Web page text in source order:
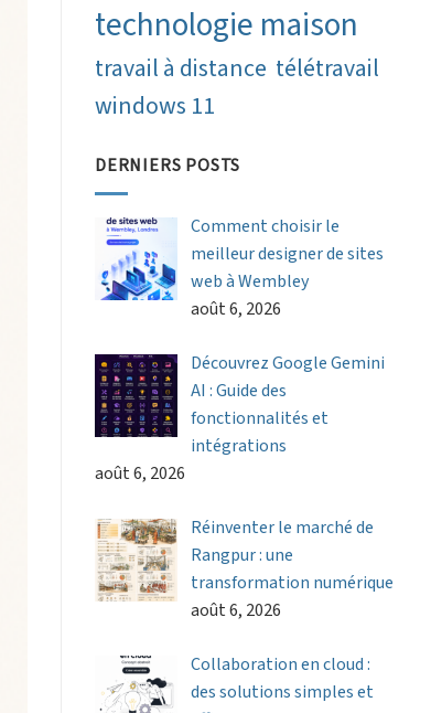
technologie maison
travail à distance télétravail
windows 11
DERNIERS POSTS
Comment choisir le
meilleur designer de sites
web à Wembley
août 6, 2026
Découvrez Google Gemini
AI : Guide des
fonctionnalités et
intégrations
août 6, 2026
Réinventer le marché de
Rangpur : une
transformation numérique
août 6, 2026
Collaboration en cloud :
des solutions simples et